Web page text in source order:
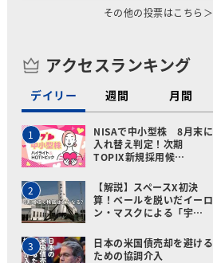
メールで送る
その他の投票はこちら＞
アクセスランキング
デイリー 週間 月間
1
NISAで中小型株 8月末に
入れ替え判定！次期
TOPIX新規採用候…
2
【解説】スペースX初決
算！ベールを脱いだイーロ
ン・マスクによる「宇…
3
日本の米国債売却を避ける
ための協調介入